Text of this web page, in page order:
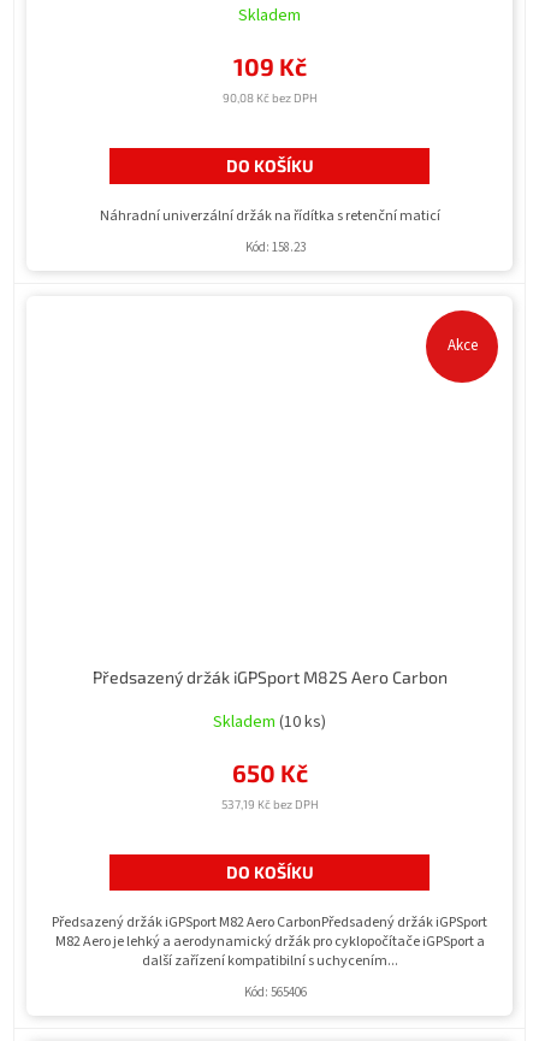
Skladem
90,08 Kč bez DPH
109 Kč
DO KOŠÍKU
Náhradní univerzální držák na řídítka s retenční maticí
Kód: 158.23
Akce
Předsazený držák iGPSport M82S Aero Carbon
Skladem (10 ks)
537,19 Kč bez DPH
650 Kč
DO KOŠÍKU
Předsazený držák iGPSport M82 Aero CarbonPředsadený držák iGPSport
M82 Aero je lehký a aerodynamický držák pro cyklopočítače iGPSport a
další zařízení kompatibilní s uchycením...
Kód: 565406